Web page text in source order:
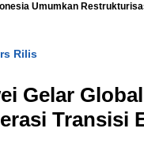
Umumkan
Rilis
Gelar
Transisi